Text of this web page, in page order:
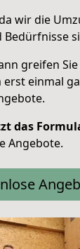
wir die
Bedürfnisse
greifen
erst einmal
das
Angebote.